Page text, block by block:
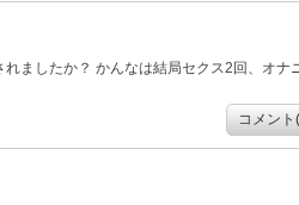
ましたか？ かんなは結局セクス2回、オナ
コメント